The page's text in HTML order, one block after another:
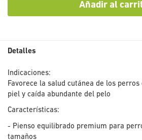
Añadir al
Detalles
Indicaciones:
Favorece la salud cutánea de los
piel y caída abundante del pelo
Características:
- Pienso equilibrado premium para
tamaños